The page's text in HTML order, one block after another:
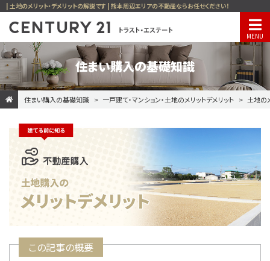
| 土地のメリット・デメリットの解説です | 熊本周辺エリアの不動産ならお任せください！
住まい購入の基礎知識
住まい購入の基礎知識 一戸建て・マンション・土地のメリットデメリット 土地の
この記事の概要